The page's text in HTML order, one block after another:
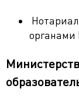
органами